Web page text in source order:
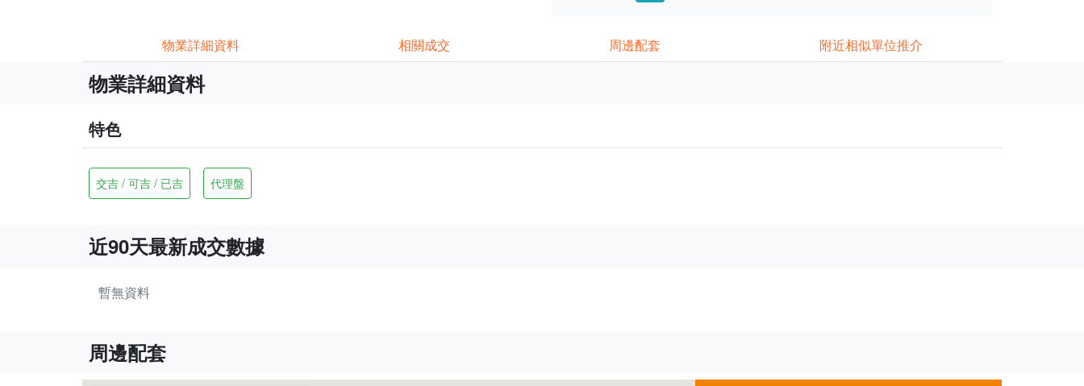
物業詳細資料 相關成交 周邊配套 附近相似單位推介
物業詳細資料
特色
交吉 / 可吉 / 已吉 代理盤
近90天最新成交數據
暫無資料
周邊配套